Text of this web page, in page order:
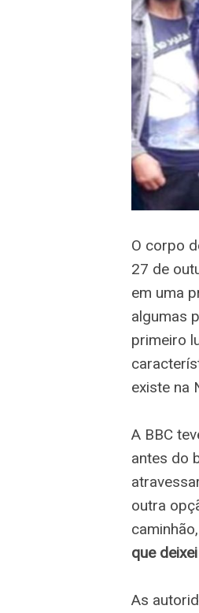
O corpo
27 de
em uma
algumas
primeiro
existe na
A BBC
antes do
outra
que
As